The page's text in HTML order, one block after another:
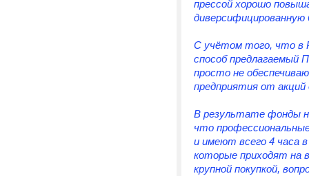
прессой хорошо
С учётом того, что в
способ предлагаемый
просто не
предприятия от акций
В результате фонды
что
и имеют всего 4 часа
которые приходят на
крупной покупкой,